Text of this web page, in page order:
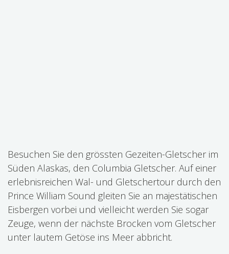
Besuchen Sie den grössten Gezeiten-Gletscher im
Süden Alaskas, den Columbia Gletscher. Auf einer
erlebnisreichen Wal- und Gletschertour durch den
Prince William Sound gleiten Sie an majestätischen
Eisbergen vorbei und vielleicht werden Sie sogar
Zeuge, wenn der nächste Brocken vom Gletscher
unter lautem Getöse ins Meer abbricht.